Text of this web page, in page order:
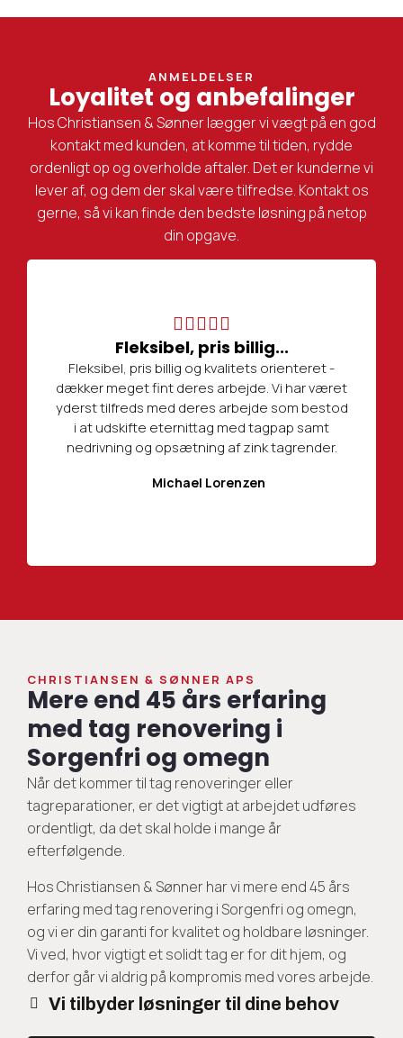
ANMELDELSER
Loyalitet og anbefalinger
Hos Christiansen & Sønner lægger vi vægt på en god
kontakt med kunden, at komme til tiden, rydde
ordenligt op og overholde aftaler. Det er kunderne vi
lever af, og dem der skal være tilfredse. Kontakt os
gerne, så vi kan finde den bedste løsning på netop
din opgave.
Fleksibel, pris billig...
Fleksibel, pris billig og kvalitets orienteret -
dækker meget fint deres arbejde. Vi har været
yderst tilfreds med deres arbejde som bestod
i at udskifte eternittag med tagpap samt
nedrivning og opsætning af zink tagrender.
Michael Lorenzen
CHRISTIANSEN & SØNNER APS
Mere end 45 års erfaring
med tag renovering i
Sorgenfri og omegn
Når det kommer til tag renoveringer eller
tagreparationer, er det vigtigt at arbejdet udføres
ordentligt, da det skal holde i mange år
efterfølgende.
Hos Christiansen & Sønner har vi mere end 45 års
erfaring med tag renovering i Sorgenfri og omegn,
og vi er din garanti for kvalitet og holdbare løsninger.
Vi ved, hvor vigtigt et solidt tag er for dit hjem, og
derfor går vi aldrig på kompromis med vores arbejde.
Vi tilbyder løsninger til dine behov